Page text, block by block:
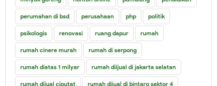
perumahan di bsd perusahaan php politik
psikologis renovasi ruang dapur rumah
rumah cinere murah rumah di serpong
rumah diatas 1 milyar rumah diijual di jakarta selatan
rumah dijual ciputat rumah dijual di bintaro sektor 4